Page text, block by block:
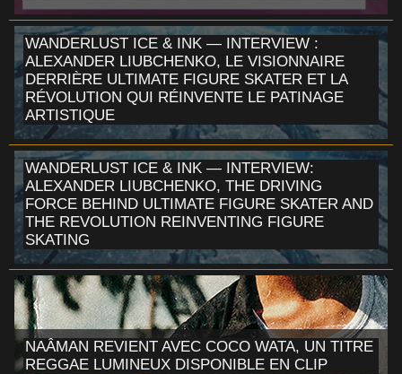
WANDERLUST ICE & INK — INTERVIEW :
ALEXANDER LIUBCHENKO, LE VISIONNAIRE
DERRIÈRE ULTIMATE FIGURE SKATER ET LA
RÉVOLUTION QUI RÉINVENTE LE PATINAGE
ARTISTIQUE
WANDERLUST ICE & INK — INTERVIEW:
ALEXANDER LIUBCHENKO, THE DRIVING
FORCE BEHIND ULTIMATE FIGURE SKATER AND
THE REVOLUTION REINVENTING FIGURE
SKATING
NAÂMAN REVIENT AVEC COCO WATA, UN TITRE
REGGAE LUMINEUX DISPONIBLE EN CLIP